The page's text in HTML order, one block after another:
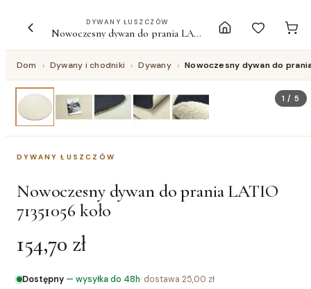
DYWANY ŁUSZCZÓW
Nowoczesny dywan do prania LATIO 71351056 koło
Dom › Dywany i chodniki › Dywany › Nowoczesny dywan do
1 /5
DYWANY ŁUSZCZÓW
Nowoczesny dywan do prania LATIO
71351056 koło
154,70 zł
Dostępny — wysyłka do 48h· dostawa 25,00 zł